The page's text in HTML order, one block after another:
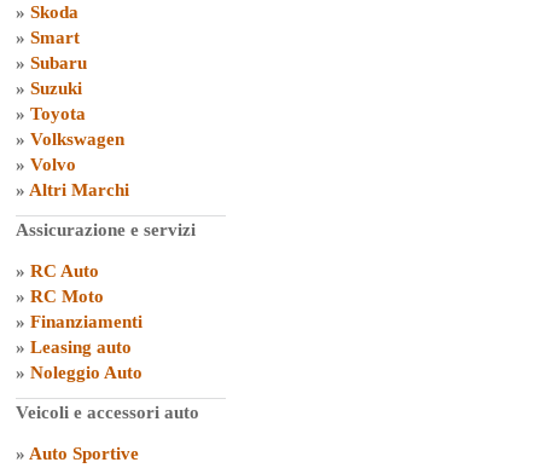
» Skoda
» Smart
» Subaru
» Suzuki
» Toyota
» Volkswagen
» Volvo
» Altri Marchi
Assicurazione e servizi
» RC Auto
» RC Moto
» Finanziamenti
» Leasing auto
» Noleggio Auto
Veicoli e accessori auto
» Auto Sportive